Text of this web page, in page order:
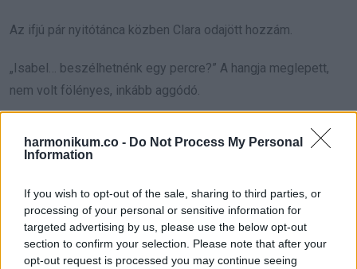
harmonikum.co - Do Not Process My Personal
Information
If you wish to opt-out of the sale, sharing to third parties, or
processing of your personal or sensitive information for
targeted advertising by us, please use the below opt-out
section to confirm your selection. Please note that after your
opt-out request is processed you may continue seeing
Az ifjú pár nyitótánca közben Clara odajött hozzám.
„Isabel… beszélhetnénk egy percre?” A hangja meglepett,
nem volt fölényes, inkább aggódó.
„Azt hittem, az én családomnál ülsz elöl. Azt sem tudtam,
hogy a Vega egyik házát kezeli.”
Megmerevedtem.